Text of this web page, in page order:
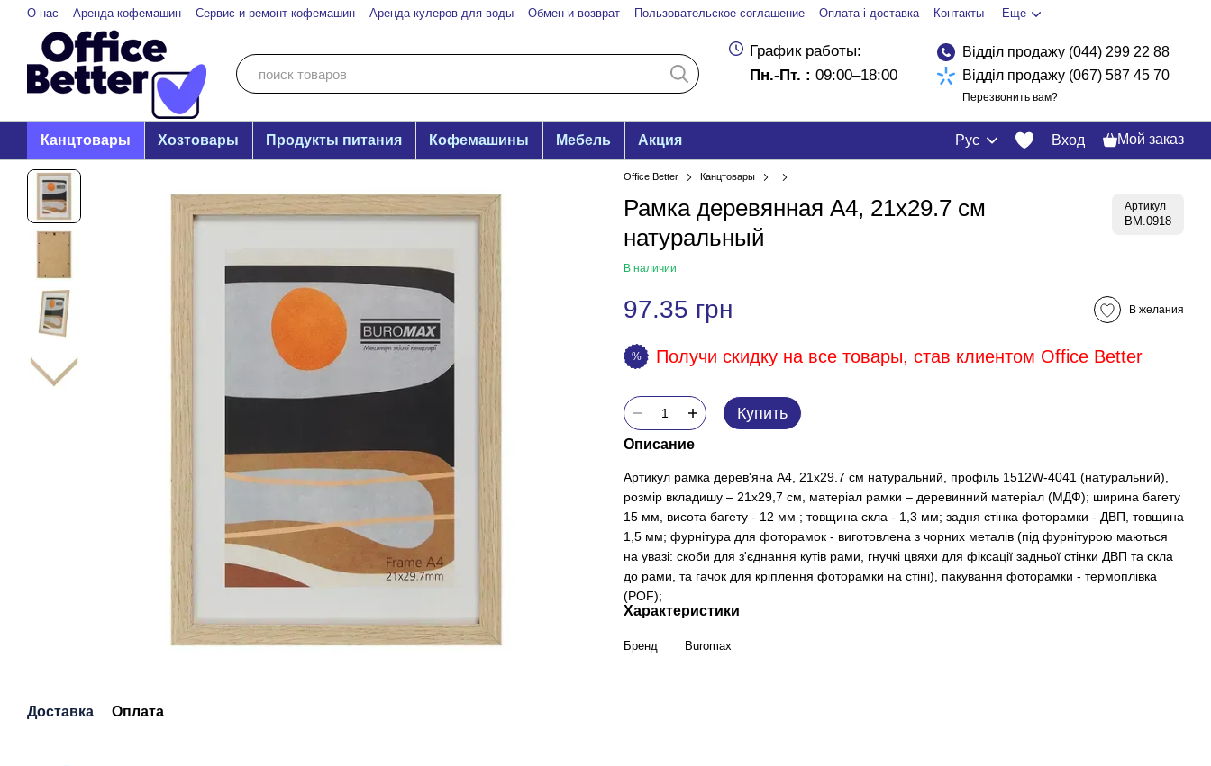
Перейти к основному контенту
О нас Аренда кофемашин Сервис и ремонт кофемашин Аренда кулеров для воды Обмен и возврат Пользовательское соглашение Оплата і доставка Контакты Еще
График работы:
Пн.-Пт. : 09:00–18:00
Відділ продажу (044) 299 22 88
Відділ продажу (067) 587 45 70
Перезвонить вам?
Канцтовары Хозтовары Продукты питания Кофемашины Мебель Акция Рус Вход Мой заказ
Доставка Оплата
Office Better Канцтовары
Рамка деревянная А4, 21х29.7 см
натуральный
Артикул
BM.0918
В наличии
97.35 грн В желания
% Получи скидку на все товары, став клиентом Office Better
Купить
Описание
Артикул рамка дерев'яна А4, 21х29.7 см натуральний, профіль 1512W-4041 (натуральний),
розмір вкладишу – 21х29,7 см, матеріал рамки – деревинний матеріал (МДФ); ширина багету
15 мм, висота багету - 12 мм ; товщина скла - 1,3 мм; задня стінка фоторамки - ДВП, товщина
1,5 мм; фурнітура для фоторамок - виготовлена з чорних металів (під фурнітурою маються
на увазі: скоби для з'єднання кутів рами, гнучкі цвяхи для фіксації задньої стінки ДВП та скла
до рами, та гачок для кріплення фоторамки на стіні), пакування фоторамки - термоплівка
(POF);
Характеристики
Бренд Buromax